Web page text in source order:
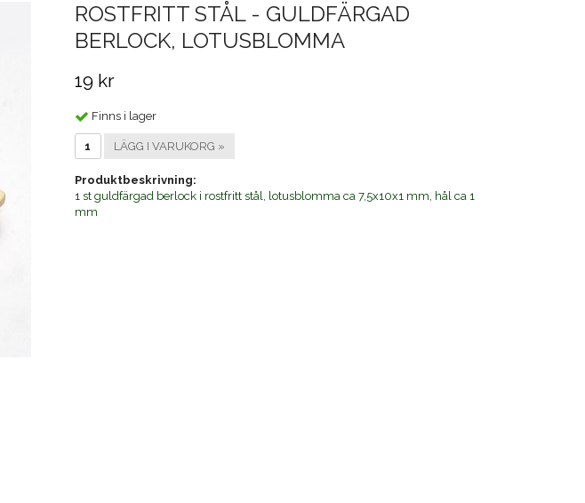
ROSTFRITT STÅL - GULDFÄRGAD
BERLOCK, LOTUSBLOMMA
19 kr
Finns i lager
LÄGG I VARUKORG »
Produktbeskrivning:
1 st guldfärgad berlock i rostfritt stål, lotusblomma ca 7,5x10x1 mm, hål ca 1
mm